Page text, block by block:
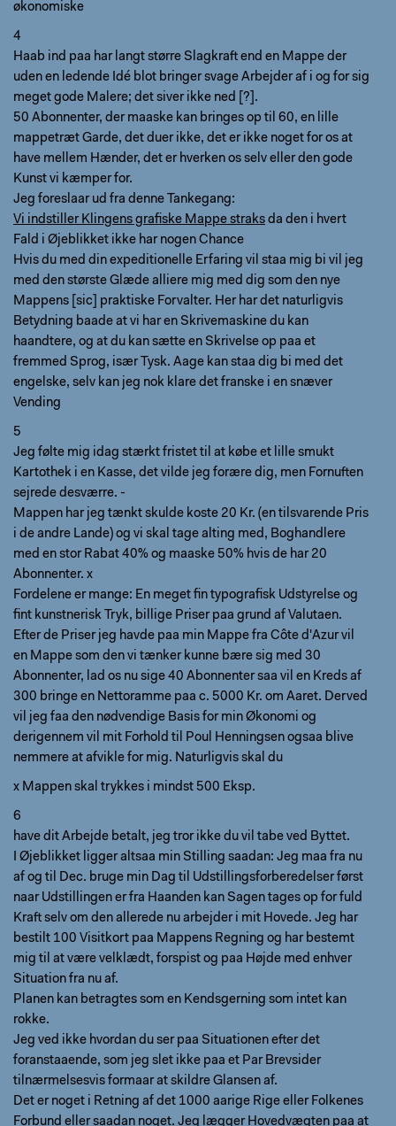
økonomiske
4
Haab ind paa har langt større Slagkraft end en Mappe der
uden en ledende Idé blot bringer svage Arbejder af i og for sig
meget gode Malere; det siver ikke ned [?].
50 Abonnenter, der maaske kan bringes op til 60, en lille
mappetræt Garde, det duer ikke, det er ikke noget for os at
have mellem Hænder, det er hverken os selv eller den gode
Kunst vi kæmper for.
Jeg foreslaar ud fra denne Tankegang:
Vi indstiller Klingens grafiske Mappe straks da den i hvert
Fald i Øjeblikket ikke har nogen Chance
Hvis du med din expeditionelle Erfaring vil staa mig bi vil jeg
med den største Glæde alliere mig med dig som den nye
Mappens [sic] praktiske Forvalter. Her har det naturligvis
Betydning baade at vi har en Skrivemaskine du kan
haandtere, og at du kan sætte en Skrivelse op paa et
fremmed Sprog, især Tysk. Aage kan staa dig bi med det
engelske, selv kan jeg nok klare det franske i en snæver
Vending
5
Jeg følte mig idag stærkt fristet til at købe et lille smukt
Kartothek i en Kasse, det vilde jeg forære dig, men Fornuften
sejrede desværre. -
Mappen har jeg tænkt skulde koste 20 Kr. (en tilsvarende Pris
i de andre Lande) og vi skal tage alting med, Boghandlere
med en stor Rabat 40% og maaske 50% hvis de har 20
Abonnenter. x
Fordelene er mange: En meget fin typografisk Udstyrelse og
fint kunstnerisk Tryk, billige Priser paa grund af Valutaen.
Efter de Priser jeg havde paa min Mappe fra Côte d'Azur vil
en Mappe som den vi tænker kunne bære sig med 30
Abonnenter, lad os nu sige 40 Abonnenter saa vil en Kreds af
300 bringe en Nettoramme paa c. 5000 Kr. om Aaret. Derved
vil jeg faa den nødvendige Basis for min Økonomi og
derigennem vil mit Forhold til Poul Henningsen ogsaa blive
nemmere at afvikle for mig. Naturligvis skal du
x Mappen skal trykkes i mindst 500 Eksp.
6
have dit Arbejde betalt, jeg tror ikke du vil tabe ved Byttet.
I Øjeblikket ligger altsaa min Stilling saadan: Jeg maa fra nu
af og til Dec. bruge min Dag til Udstillingsforberedelser først
naar Udstillingen er fra Haanden kan Sagen tages op for fuld
Kraft selv om den allerede nu arbejder i mit Hovede. Jeg har
bestilt 100 Visitkort paa Mappens Regning og har bestemt
mig til at være velklædt, forspist og paa Højde med enhver
Situation fra nu af.
Planen kan betragtes som en Kendsgerning som intet kan
rokke.
Jeg ved ikke hvordan du ser paa Situationen efter det
foranstaaende, som jeg slet ikke paa et Par Brevsider
tilnærmelsesvis formaar at skildre Glansen af.
Det er noget i Retning af det 1000 aarige Rige eller Folkenes
Forbund eller saadan noget. Jeg lægger Hovedvægten paa at